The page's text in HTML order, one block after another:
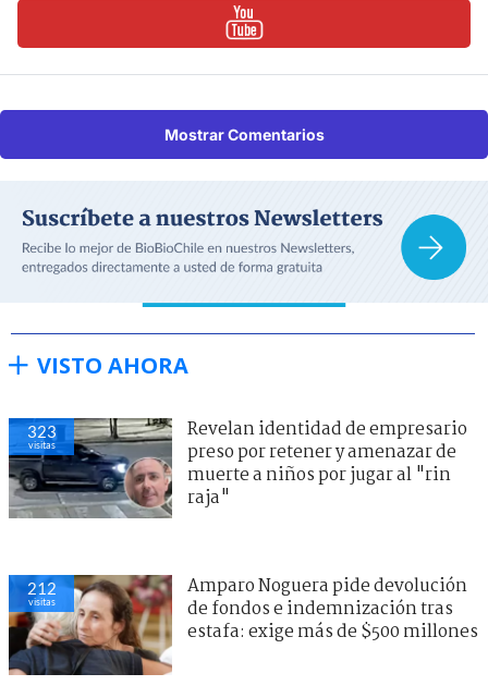
Mostrar Comentarios
VISTO AHORA
323
visitas
Revelan identidad de empresario
preso por retener y amenazar de
muerte a niños por jugar al "rin
raja"
212
visitas
Amparo Noguera pide devolución
de fondos e indemnización tras
estafa: exige más de $500 millones